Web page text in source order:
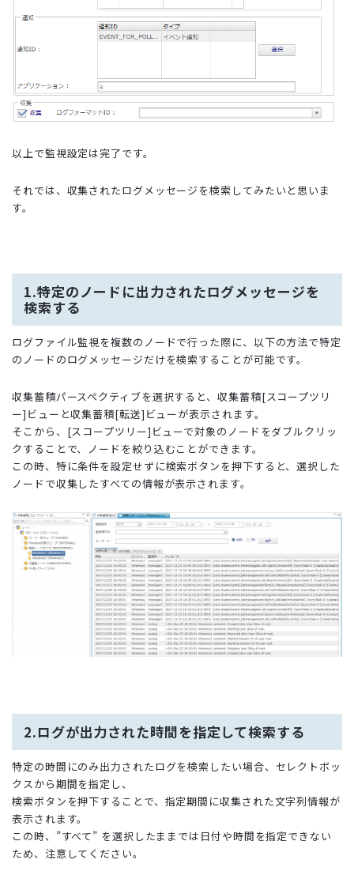
以上で監視設定は完了です。
それでは、収集されたログメッセージを検索してみたいと思いま
す。
1.特定のノードに出力されたログメッセージを
検索する
ログファイル監視を複数のノードで行った際に、以下の方法で特定
のノードのログメッセージだけを検索することが可能です。
収集蓄積パースペクティブを選択すると、収集蓄積[スコープツリ
ー]ビューと収集蓄積[転送]ビューが表示されます。
そこから、[スコープツリー]ビューで対象のノードをダブルクリッ
クすることで、ノードを絞り込むことができます。
この時、特に条件を設定せずに検索ボタンを押下すると、選択した
ノードで収集したすべての情報が表示されます。
2.ログが出力された時間を指定して検索する
特定の時間にのみ出力されたログを検索したい場合、セレクトボッ
クスから期間を指定し、
検索ボタンを押下することで、指定期間に収集された文字列情報が
表示されます。
この時、”すべて” を選択したままでは日付や時間を指定できない
ため、注意してください。